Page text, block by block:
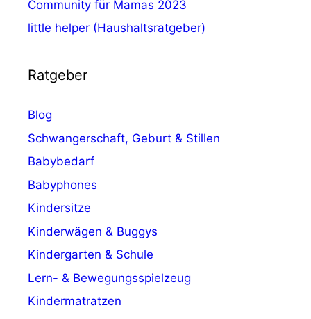
Community für Mamas 2023
little helper (Haushaltsratgeber)
Ratgeber
Blog
Schwangerschaft, Geburt & Stillen
Babybedarf
Babyphones
Kindersitze
Kinderwägen & Buggys
Kindergarten & Schule
Lern- & Bewegungsspielzeug
Kindermatratzen